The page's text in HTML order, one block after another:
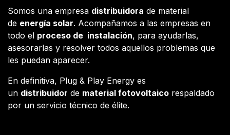
Somos una empresa distribuidora de material
de energía solar. Acompañamos a las empresas en
todo el proceso de instalación, para ayudarlas,
asesorarlas y resolver todos aquellos problemas que
les puedan aparecer.
En definitiva, Plug & Play Energy es
un distribuidor de material fotovoltaico respaldado
por un servicio técnico de élite.